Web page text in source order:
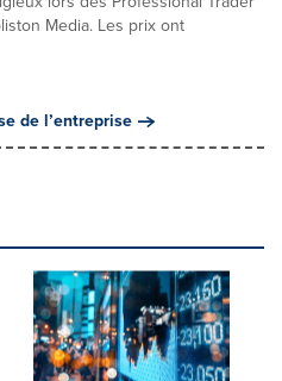
Media. Les prix ont
de l’entreprise